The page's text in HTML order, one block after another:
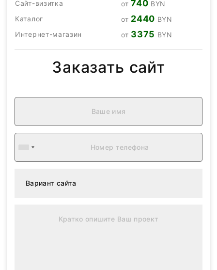
Сайт-визитка
от740 BYN
Каталог
от 2440 BYN
Интернет-магазин
от 3375 BYN
Заказать сайт